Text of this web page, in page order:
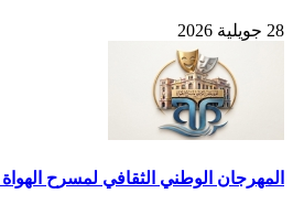
28 جويلية 2026
المهرجان الوطني الثقافي لمسرح الهواة 57